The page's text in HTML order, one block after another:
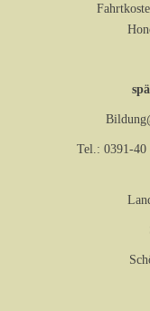
Tel.: 0391-40